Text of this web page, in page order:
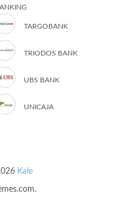
TARGOBANK
TRIODOS BANK
UBS BANK
UNICAJA
Kale